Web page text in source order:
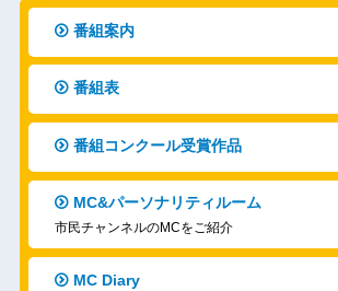
番組案内
番組表
番組コンクール受賞作品
MC&パーソナリティルーム
市民チャンネルのMCをご紹介
MC Diary